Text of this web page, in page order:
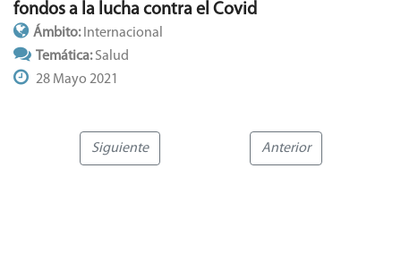
fondos a la lucha contra el Covid
Ámbito: Internacional
Temática:Salud
28 Mayo 2021
Siguiente Anterior